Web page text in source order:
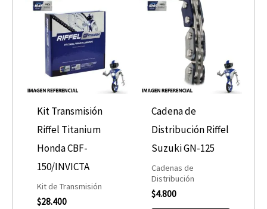
Kit Transmisión
Riffel Titanium
Honda CBF-
150/INVICTA
Kit de Transmisión
$28.400
Cadena de
Distribución Riffel
Suzuki GN-125
Cadenas de
Distribución
$4.800